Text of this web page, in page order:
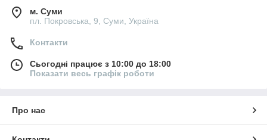
м. Суми
пл. Покровська, 9, Суми, Україна
Контакти
Сьогодні працює з 10:00 до 18:00
Показати весь графік роботи
Про нас